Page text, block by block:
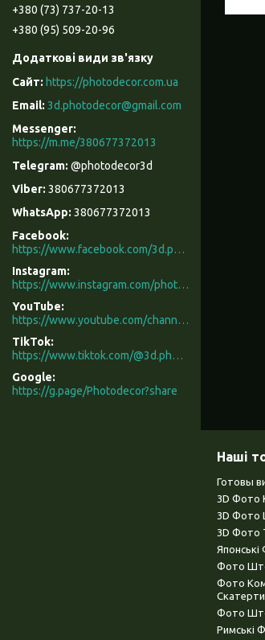
+380 (73) 737-20-13
+380 (95) 509-20-96
https://photodecor.com.ua
3d.photodecor@gmail.com
https://m.me/380677372013
@photodecor3d
380677372013
380677372013
Facebook
https://www.facebook.com/3d.photodecor/
Instagram
https://www.instagram.com/photodecor.com.ua/
YouTube
https://www.youtube.com/channel/UCXCUerfqRY1Pw7-IptdbqyA/videos
TikTok
https://www.tiktok.com/@3d.photodecor?is_from_webapp=1&sender_device=pc
Google
https://g.page/Photodecor?share
Наші
Готовы
3D Фото
3D Фото
3D Фото
Фото
Фото
Фото
Римські